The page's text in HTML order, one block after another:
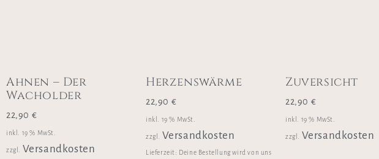
Ahnen – Der
Wacholder
22,90 €
inkl. 19 % MwSt.
zzgl. Versandkosten
Herzenswärme
22,90 €
inkl. 19 % MwSt.
zzgl. Versandkosten
Lieferzeit: Deine Bestellung wird von uns
Zuversicht
22,90 €
inkl. 19 % MwSt.
zzgl. Versandkosten